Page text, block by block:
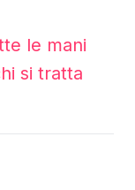
le mani
si tratta